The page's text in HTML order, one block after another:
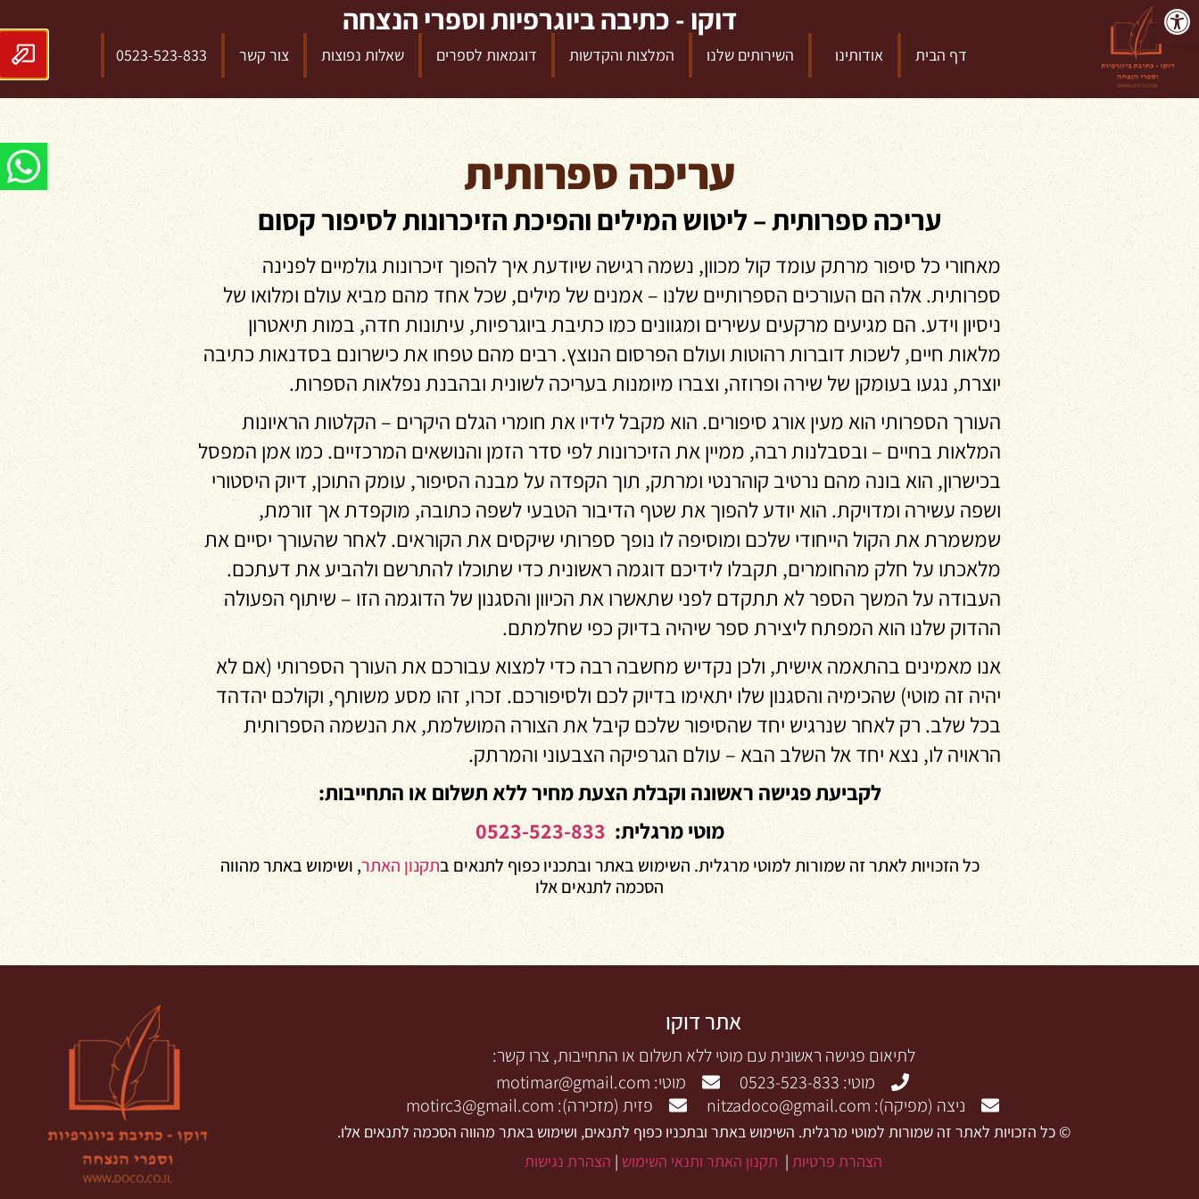
פתח סרגל נגישות דוקו - כתיבה ביוגרפיות וספרי הנצחה
דף הבית אודותינו השירותים שלנו המלצות והקדשות דוגמאות לספרים שאלות נפוצות צור קשר 0523-523-833
עריכה ספרותית
עריכה ספרותית – ליטוש המילים והפיכת הזיכרונות לסיפור קסום
מאחורי כל סיפור מרתק עומד קול מכוון, נשמה רגישה שיודעת איך להפוך זיכרונות גולמיים לפנינה
ספרותית. אלה הם העורכים הספרותיים שלנו – אמנים של מילים, שכל אחד מהם מביא עולם ומלואו של
ניסיון וידע. הם מגיעים מרקעים עשירים ומגוונים כמו כתיבת ביוגרפיות, עיתונות חדה, במות תיאטרון
מלאות חיים, לשכות דוברות רהוטות ועולם הפרסום הנוצץ. רבים מהם טפחו את כישרונם בסדנאות כתיבה
יוצרת, נגעו בעומקן של שירה ופרוזה, וצברו מיומנות בעריכה לשונית ובהבנת נפלאות הספרות.
העורך הספרותי הוא מעין אורג סיפורים. הוא מקבל לידיו את חומרי הגלם היקרים – הקלטות הראיונות
המלאות בחיים – ובסבלנות רבה, ממיין את הזיכרונות לפי סדר הזמן והנושאים המרכזיים. כמו אמן המפסל
בכישרון, הוא בונה מהם נרטיב קוהרנטי ומרתק, תוך הקפדה על מבנה הסיפור, עומק התוכן, דיוק היסטורי
ושפה עשירה ומדויקת. הוא יודע להפוך את שטף הדיבור הטבעי לשפה כתובה, מוקפדת אך זורמת,
שמשמרת את הקול הייחודי שלכם ומוסיפה לו נופך ספרותי שיקסים את הקוראים. לאחר שהעורך יסיים את
מלאכתו על חלק מהחומרים, תקבלו לידיכם דוגמה ראשונית כדי שתוכלו להתרשם ולהביע את דעתכם.
העבודה על המשך הספר לא תתקדם לפני שתאשרו את הכיוון והסגנון של הדוגמה הזו – שיתוף הפעולה
ההדוק שלנו הוא המפתח ליצירת ספר שיהיה בדיוק כפי שחלמתם.
אנו מאמינים בהתאמה אישית, ולכן נקדיש מחשבה רבה כדי למצוא עבורכם את העורך הספרותי (אם לא
יהיה זה מוטי) שהכימיה והסגנון שלו יתאימו בדיוק לכם ולסיפורכם. זכרו, זהו מסע משותף, וקולכם יהדהד
בכל שלב. רק לאחר שנרגיש יחד שהסיפור שלכם קיבל את הצורה המושלמת, את הנשמה הספרותית
הראויה לו, נצא יחד אל השלב הבא – עולם הגרפיקה הצבעוני והמרתק.
לקביעת פגישה ראשונה וקבלת הצעת מחיר ללא תשלום או התחייבות:
מוטי מרגלית:0523-523-833
כל הזכויות לאתר זה שמורות למוטי מרגלית. השימוש באתר ובתכניו כפוף לתנאים בתקנון האתר, ושימוש באתר מהווה
הסכמה לתנאים אלו
אתר דוקו
לתיאום פגישה ראשונית עם מוטי ללא תשלום או התחייבות, צרו קשר:
מוטי: 0523-523-833
מוטי: motimar@gmail.com
ניצה (מפיקה): nitzadoco@gmail.com
פזית (מזכירה): motirc3@gmail.com
© כל הזכויות לאתר זה שמורות למוטי מרגלית. השימוש באתר ובתכניו כפוף לתנאים, ושימוש באתר מהווה הסכמה לתנאים אלו.
הצהרת פרטיות| תקנון האתר ותנאי השימוש | הצהרת נגישות